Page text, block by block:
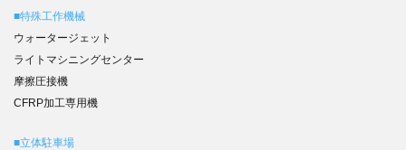
■特殊工作機械
ウォータージェット
ライトマシニングセンター
摩擦圧接機
CFRP加工専用機
■立体駐車場